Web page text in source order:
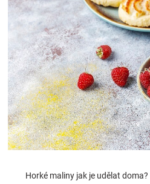
pro
Těhotenské
oblečení
Novinky
Horké maliny jak je udělat